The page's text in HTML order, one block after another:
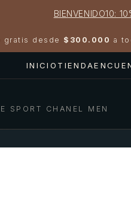
BIENVENIDO10:
gratis desde $300.000 a
INICIO TIENDA
SPORT CHANEL MEN